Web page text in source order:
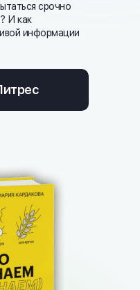
срочно
И как
информации